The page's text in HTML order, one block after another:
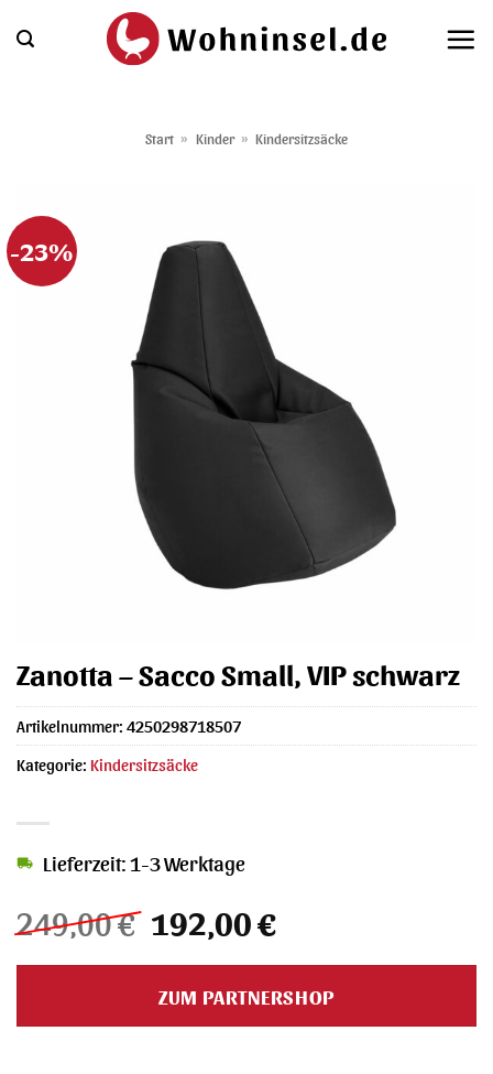
Inhalt
Start » Kinder » Kindersitzsäcke
-23%
Zanotta – Sacco Small, VIP schwarz
249,00€ Ursprünglicher
Preis
war:
249,00 €
192,00€Aktueller
ist:
192,00 €.
Lieferzeit: 1-3 Werktage
ZUM PARTNERSHOP
Artikelnummer: 4250298718507
Kategorie: Kindersitzsäcke